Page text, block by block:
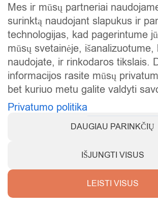
Mūsų istorija
Privatumo politika
Slapukų politika
Atsiskaitymas
Prekių grąžinimas
Visos teisės saugomos © 2025
Mes ir mūsų partneriai
surinktą naudojant slapukus ir
technologijas, kad pagerintume
mūsų svetainėje, išanalizuotume,
naudojate, ir rinkodaros tikslais.
informacijos rasite mūsų
bet kuriuo metu galite valdyti
Privatumo politika
DAUGIAU PARINKČIŲ
IŠJUNGTI VISUS
LEISTI VISUS